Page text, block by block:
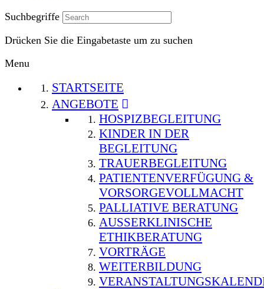
Suchbegriffe
Drücken Sie die Eingabetaste um zu suchen
Menu
STARTSEITE
ANGEBOTE
HOSPIZBEGLEITUNG
KINDER IN DER
BEGLEITUNG
TRAUERBEGLEITUNG
PATIENTENVERFÜGUNG &
VORSORGEVOLLMACHT
PALLIATIVE BERATUNG
AUSSERKLINISCHE E
THIKBERATUNG
VORTRÄGE
WEITERBILDUNG